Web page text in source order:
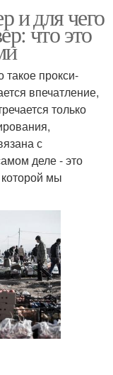
и для чего
что это
такое прокси-
впечатление,
только
с
деле - это
мы